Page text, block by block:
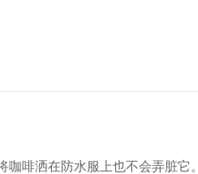
啡洒在防水服上也不会弄脏它。